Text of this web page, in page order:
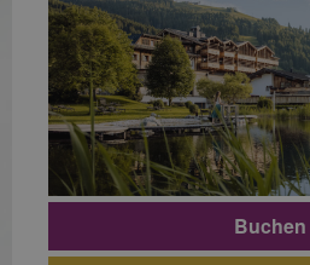
Buchen